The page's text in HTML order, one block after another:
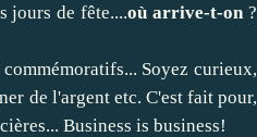
jours de fête....où arrive-t-on ?
Soyez curieux,
de l'argent etc. C'est fait pour,
Business is business!